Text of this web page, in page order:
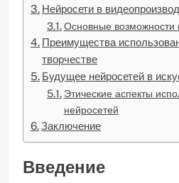
Нейросети в
Основные возможности
Преимущества
творчестве
Будущее нейросетей в
Этические аспекты
нейросетей
Заключение
Введение